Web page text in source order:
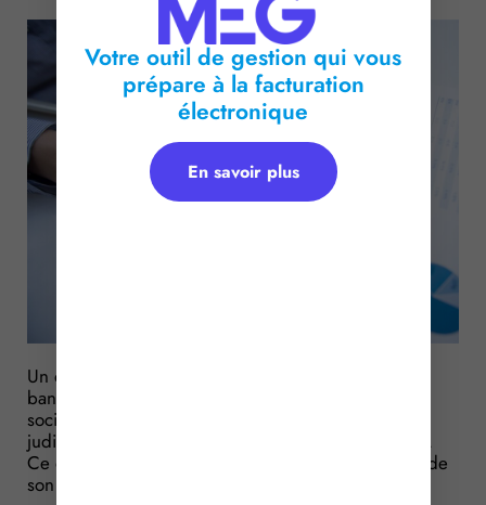
Un dirigeant se porte caution solidaire envers une
banque en vue de garantir un prêt consenti à sa
société. Cette société ayant été mise en liquidation
judiciaire, la banque assigne le gérant en paiement.
Ce qu’il conteste, mettant en avant la disproportion de
son engagement de caution…
Votre outil de gestion qui vous
prépare à la facturation
électronique
En savoir plus